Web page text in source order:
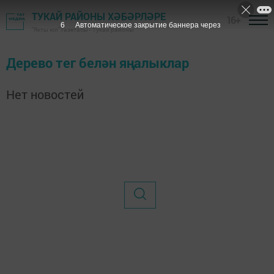
ТУКАЙ РАЙОНЫ ХӘБӘРЛӘРЕ
"Якты юл" газетасы - Тукай районы
Дерево тег белән яңалыклар
Нет новостей
6 Автоматическое закрытие баннера через